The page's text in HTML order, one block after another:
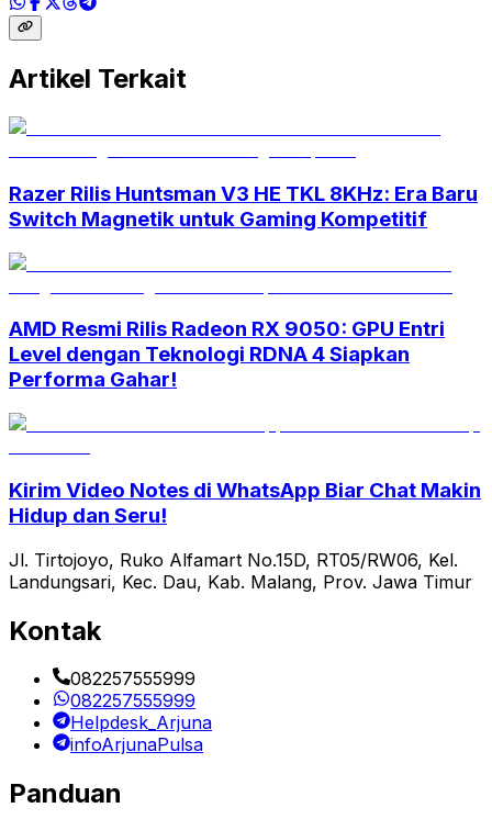
Artikel Terkait
Razer Rilis Huntsman V3 HE TKL 8KHz: Era Baru
Switch Magnetik untuk Gaming Kompetitif
AMD Resmi Rilis Radeon RX 9050: GPU Entri
Level dengan Teknologi RDNA 4 Siapkan
Performa Gahar!
Kirim Video Notes di WhatsApp Biar Chat Makin
Hidup dan Seru!
Jl. Tirtojoyo, Ruko Alfamart No.15D, RT05/RW06, Kel.
Landungsari, Kec. Dau, Kab. Malang, Prov. Jawa Timur
Kontak
082257555999
082257555999
Helpdesk_Arjuna
infoArjunaPulsa
Panduan